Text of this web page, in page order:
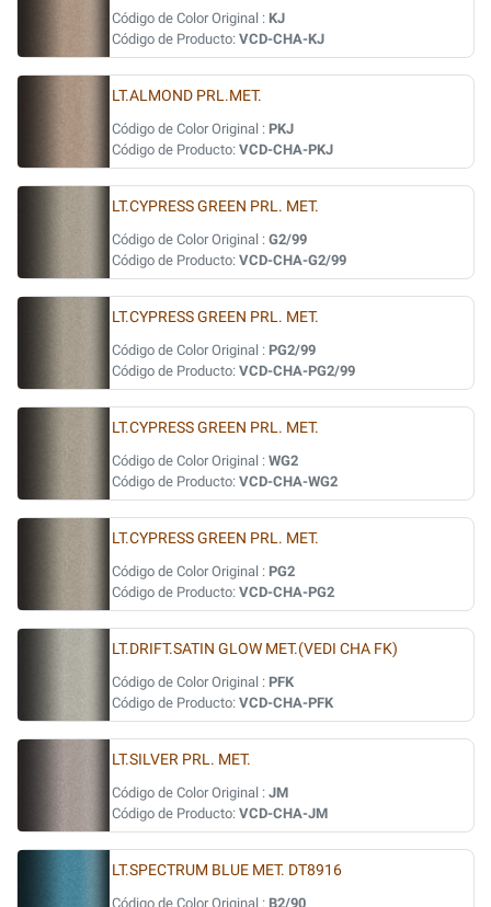
Código de Color Original : KJ
Código de Producto: VCD-CHA-KJ
LT.ALMOND PRL.MET.
Código de Color Original : PKJ
Código de Producto: VCD-CHA-PKJ
LT.CYPRESS GREEN PRL. MET.
Código de Color Original : G2/99
Código de Producto: VCD-CHA-G2/99
LT.CYPRESS GREEN PRL. MET.
Código de Color Original : PG2/99
Código de Producto: VCD-CHA-PG2/99
LT.CYPRESS GREEN PRL. MET.
Código de Color Original : WG2
Código de Producto: VCD-CHA-WG2
LT.CYPRESS GREEN PRL. MET.
Código de Color Original : PG2
Código de Producto: VCD-CHA-PG2
LT.DRIFT.SATIN GLOW MET.(VEDI CHA FK)
Código de Color Original : PFK
Código de Producto: VCD-CHA-PFK
LT.SILVER PRL. MET.
Código de Color Original : JM
Código de Producto: VCD-CHA-JM
LT.SPECTRUM BLUE MET. DT8916
Código de Color Original : B2/90